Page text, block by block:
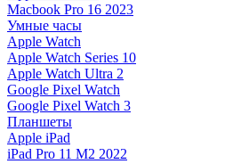
Macbook Pro 16 2023
Умные часы
Apple Watch
Apple Watch Series 10
Apple Watch Ultra 2
Google Pixel Watch
Google Pixel Watch 3
Планшеты
Apple iPad
iPad Pro 11 M2 2022